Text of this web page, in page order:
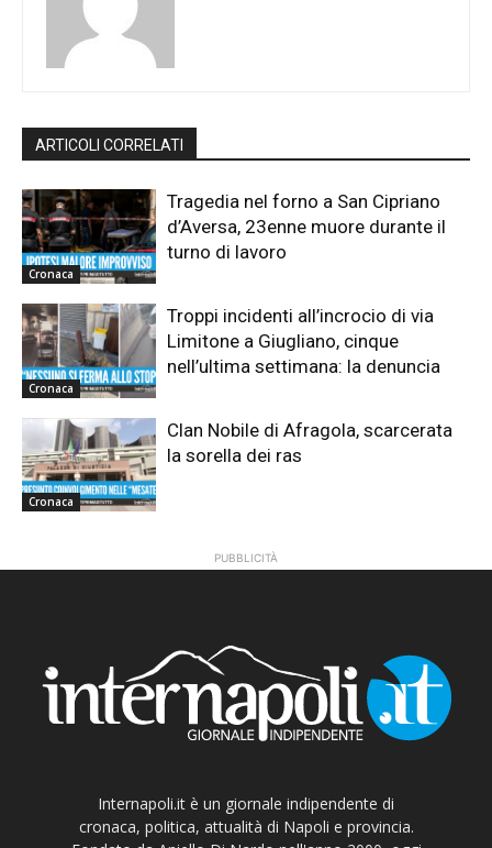
ARTICOLI CORRELATI
Cronaca
Tragedia nel forno a San Cipriano
d’Aversa, 23enne muore durante il
turno di lavoro
Cronaca
Troppi incidenti all’incrocio di via
Limitone a Giugliano, cinque
nell’ultima settimana: la denuncia
Cronaca
Clan Nobile di Afragola, scarcerata
la sorella dei ras
PUBBLICITÀ
Internapoli.it è un giornale indipendente di
cronaca, politica, attualità di Napoli e provincia.